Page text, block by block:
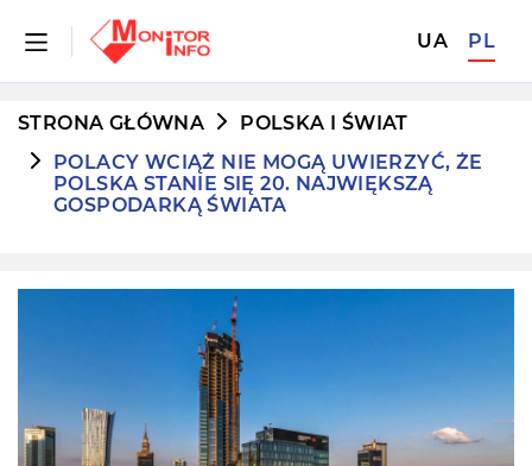
UA PL
STRONA GŁÓWNA
POLSKA I ŚWIAT
POLACY WCIĄŻ NIE MOGĄ UWIERZYĆ, ŻE
POLSKA STANIE SIĘ 20. NAJWIĘKSZĄ
GOSPODARKĄ ŚWIATA